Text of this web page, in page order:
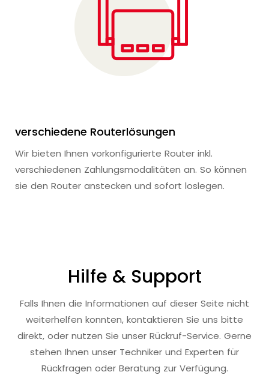
verschiedene Routerlösungen
Wir bieten Ihnen vorkonfigurierte Router inkl.
verschiedenen Zahlungsmodalitäten an. So können
sie den Router anstecken und sofort loslegen.
Hilfe & Support
Falls Ihnen die Informationen auf dieser Seite nicht
weiterhelfen konnten, kontaktieren Sie uns bitte
direkt, oder nutzen Sie unser Rückruf-Service. Gerne
stehen Ihnen unser Techniker und Experten für
Rückfragen oder Beratung zur Verfügung.